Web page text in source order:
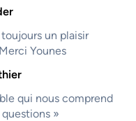
un plaisir
Younes
qui nous comprend
»